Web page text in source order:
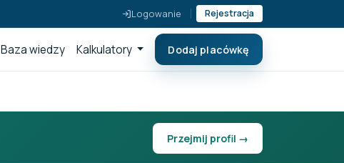
Logowanie Rejestracja
Baza wiedzy Kalkulatory Dodaj placówkę
Przejmij profil →